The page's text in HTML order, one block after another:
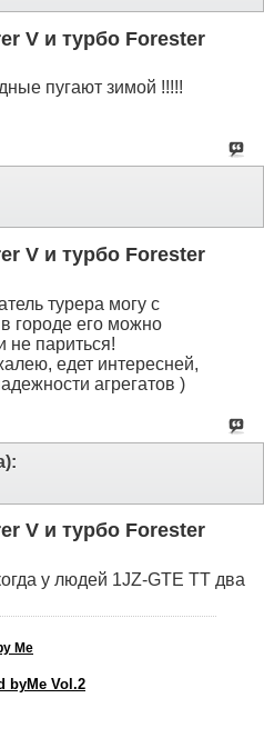
V и турбо Forester
пугают зимой !!!!!
V и турбо Forester
турера могу с
городе его можно
не париться!
едет интересней,
агрегатов )
V и турбо Forester
у людей 1JZ-GTE TT два
Me
byMe Vol.2